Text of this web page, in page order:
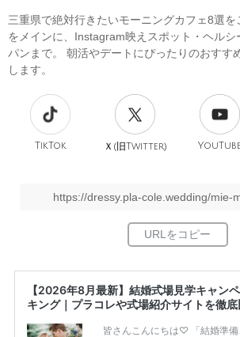
三重県で絶対行きたいモーニングカフェ8選
をメインに、Instagram映えスポット・ヘルシ
パンまで。 朝活やデートにぴったりのおすす
します。
TikTok Ｘ(旧Twitter) YouTube
https://dressy.pla-cole.wedding/mie-
【2026年8月最新】結婚式場見学キャン
キング｜プラコレや式場紹介サイトを徹
皆さんこんにちは♡ 「結婚準備